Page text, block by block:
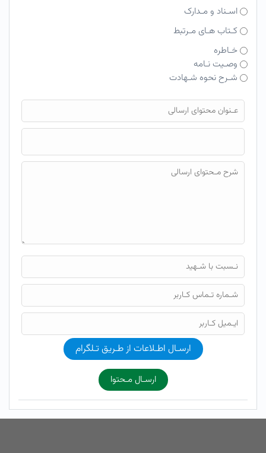
اسـناد و مـدارک
کـتاب هـای مـرتبط
خـاطره
وصـیت نـامه
شـرح نحوه شـهادت
فایل محتوای ارسالی
ارسـال اطـلاعات از طـریق تـلگرام
ارسـال مـحتوا